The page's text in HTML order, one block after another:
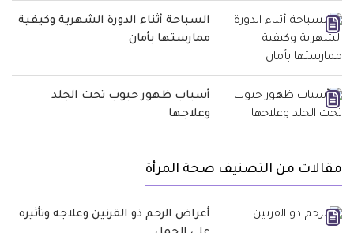
السباحة أثناء الدورة الشهرية وكيفية
ممارستها بأمان
أسباب ظهور حبوب تحت الجلد
وعلاجها
مقالات من التصنيف صحة المرأة
أعراض الرحم ذو القرنين وعلاجه وتأثيره